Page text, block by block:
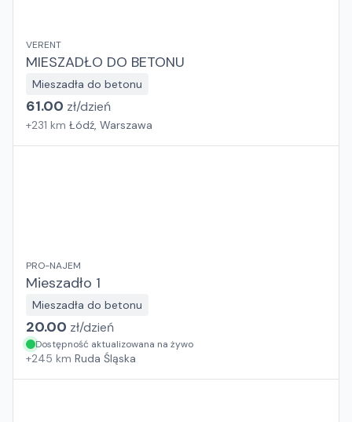
VERENT
MIESZADŁO DO BETONU
Mieszadła do betonu
61.00 zł/dzień
+231 km Łódź, Warszawa
PRO-NAJEM
Mieszadło 1
Mieszadła do betonu
20.00 zł/dzień
Dostępność aktualizowana na żywo
+245 km Ruda Śląska